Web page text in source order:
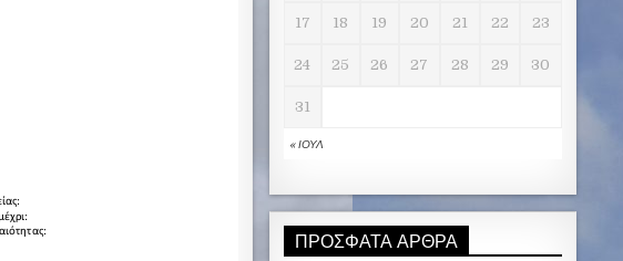
« ΙΟΎΛ
17 18 19 20 21 22 23
24 25 26 27 28 29 30
31
ΠΡΌΣΦΑΤΑ ΆΡΘΡΑ